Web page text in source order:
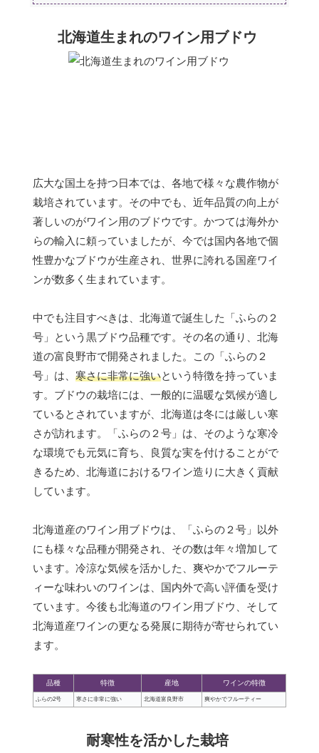
北海道生まれのワイン用ブドウ
広大な国土を持つ日本では、各地で様々な農作物が
栽培されています。その中でも、近年品質の向上が
著しいのがワイン用のブドウです。かつては海外か
らの輸入に頼っていましたが、今では国内各地で個
性豊かなブドウが生産され、世界に誇れる国産ワイ
ンが数多く生まれています。
中でも注目すべきは、北海道で誕生した「ふらの２
号」という黒ブドウ品種です。その名の通り、北海
道の富良野市で開発されました。この「ふらの２
号」は、 寒さに非常に強いという特徴を持っていま
す。ブドウの栽培には、一般的に温暖な気候が適し
ているとされていますが、北海道は冬には厳しい寒
さが訪れます。「ふらの２号」は、そのような寒冷
な環境でも元気に育ち、良質な実を付けることがで
きるため、北海道におけるワイン造りに大きく貢献
しています。
北海道産のワイン用ブドウは、「ふらの２号」以外
にも様々な品種が開発され、その数は年々増加して
います。冷涼な気候を活かした、爽やかでフルーテ
ィーな味わいのワインは、国内外で高い評価を受け
ています。今後も北海道のワイン用ブドウ、そして
北海道産ワインの更なる発展に期待が寄せられてい
ます。
品種 特徴 産地 ワインの特徴
ふらの2号 寒さに非常に強い 北海道富良野市 爽やかでフルーティー
耐寒性を活かした栽培